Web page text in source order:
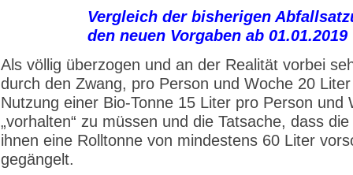
Vergleich der bisherigen
den neuen Vorgaben ab 01.01.2019
Als völlig überzogen und an der Realität vorbei
durch den Zwang, pro Person und Woche 20
Nutzung einer Bio-Tonne 15 Liter pro Person und
„vorhalten“ zu müssen und die Tatsache, dass
ihnen eine Rolltonne von mindestens 60 Liter
gegängelt.